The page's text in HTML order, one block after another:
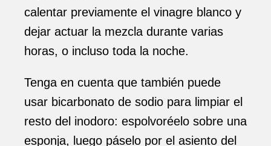
calentar previamente el vinagre blanco y
dejar actuar la mezcla durante varias
horas, o incluso toda la noche.
Tenga en cuenta que también puede
usar bicarbonato de sodio para limpiar el
resto del inodoro: espolvoréelo sobre una
esponja, luego páselo por el asiento del